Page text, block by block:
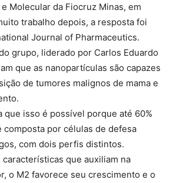
Molecular da Fiocruz Minas, em
trabalho depois, a resposta foi
Journal of Pharmaceutics.
grupo, liderado por Carlos Eduardo
que as nanopartículas são capazes
de tumores malignos de mama e
que isso é possível porque até 60%
composta por células de defesa
com dois perfis distintos.
características que auxiliam na
o M2 favorece seu crescimento e o